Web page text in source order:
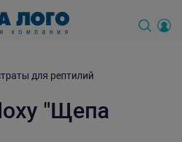
для рептилий
"Щепа